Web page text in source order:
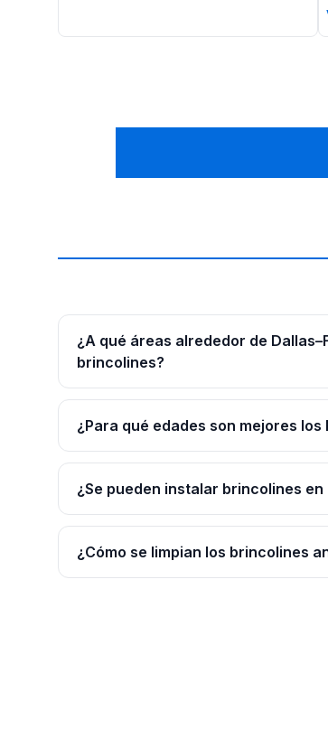
¿A qué áreas alrededor de
brincolines?
¿Para qué edades son mejores los
¿Se pueden instalar brincolines
¿Cómo se limpian los brincolines